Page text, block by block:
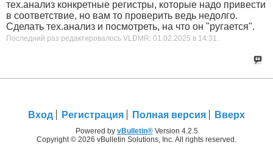
тех.анализ конкретные регистры, которые надо привести
в соответствие, но вам то проверить ведь недолго.
Сделать тех.анализ и посмотреть, на что он "ругается".
Последний раз редактировалось VLDMR; 01.02.2025 в 14:31.
Вход Регистрация Полная версия Вверх
Powered by vBulletin®Version 4.2.5
Copyright © 2026 vBulletin Solutions, Inc. All rights reserved.